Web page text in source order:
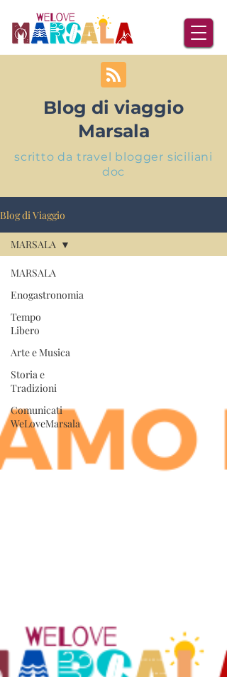
Blog di viaggio
Marsala
scritto da travel blogger siciliani
doc
Blog di Viaggio
MARSALA
Enogastronomia
Tempo
Libero
Arte e Musica
Storia e
Tradizioni
Comunicati
WeLoveMarsala
MARSALA